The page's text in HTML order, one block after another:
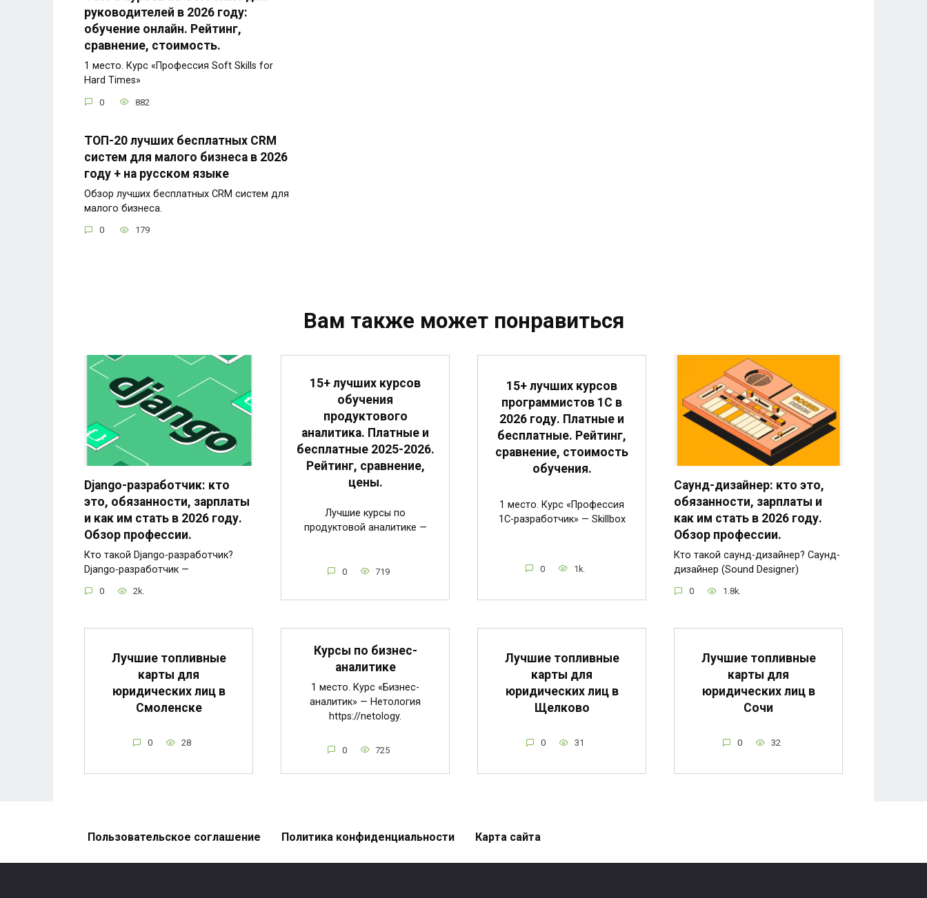
руководителей в 2026 году:
обучение онлайн. Рейтинг,
сравнение, стоимость.
1 место. Курс «Профессия Soft Skills for
Hard Times»
0 882
ТОП-20 лучших бесплатных CRM
систем для малого бизнеса в 2026
году + на русском языке
Обзор лучших бесплатных CRM систем для
малого бизнеса.
0 179
Вам также может понравиться
Django-разработчик: кто
это, обязанности, зарплаты
и как им стать в 2026 году.
Обзор профессии.
Кто такой Django-разработчик?
Django-разработчик —
0 2k.
15+ лучших курсов
обучения
продуктового
аналитика. Платные и
бесплатные 2025-2026.
Рейтинг, сравнение,
цены.
Лучшие курсы по
продуктовой аналитике —
0 719
15+ лучших курсов
программистов 1С в
2026 году. Платные и
бесплатные. Рейтинг,
сравнение, стоимость
обучения.
1 место. Курс «Профессия
1C-разработчик» — Skillbox
0 1k.
Саунд-дизайнер: кто это,
обязанности, зарплаты и
как им стать в 2026 году.
Обзор профессии.
Кто такой саунд-дизайнер? Саунд-
дизайнер (Sound Designer)
0 1.8k.
Лучшие топливные
карты для
юридических лиц в
Смоленске
0 28
Курсы по бизнес-
аналитике
1 место. Курс «Бизнес-
аналитик» — Нетология
https://netology.
0 725
Лучшие топливные
карты для
юридических лиц в
Щелково
0 31
Лучшие топливные
карты для
юридических лиц в
Сочи
0 32
Пользовательское соглашение Политика конфиденциальности Карта сайта